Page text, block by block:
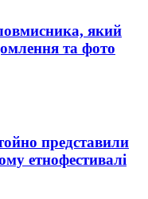
який
та фото
представили
етнофестивалі